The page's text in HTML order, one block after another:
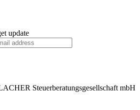
update
Steuerberatungsgesellschaft mbH